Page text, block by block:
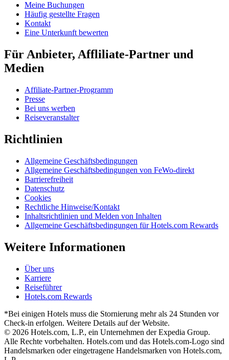
Meine Buchungen
Häufig gestellte Fragen
Kontakt
Eine Unterkunft bewerten
Für Anbieter, Affliliate-Partner und
Medien
Affiliate-Partner-Programm
Presse
Bei uns werben
Reiseveranstalter
Richtlinien
Allgemeine Geschäftsbedingungen
Allgemeine Geschäftsbedingungen von FeWo-direkt
Barrierefreiheit
Datenschutz
Cookies
Rechtliche Hinweise/Kontakt
Inhaltsrichtlinien und Melden von Inhalten
Allgemeine Geschäftsbedingungen für Hotels.com Rewards
Weitere Informationen
Über uns
Karriere
Reiseführer
Hotels.com Rewards
*Bei einigen Hotels muss die Stornierung mehr als 24 Stunden vor
Check-in erfolgen. Weitere Details auf der Website.
© 2026 Hotels.com, L.P., ein Unternehmen der Expedia Group.
Alle Rechte vorbehalten. Hotels.com und das Hotels.com-Logo sind
Handelsmarken oder eingetragene Handelsmarken von Hotels.com,